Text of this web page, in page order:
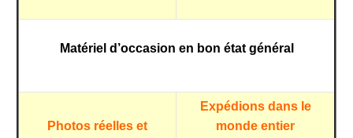
Matériel d’occasion en bon état général
Photos réelles et
Expédions dans le
monde entier